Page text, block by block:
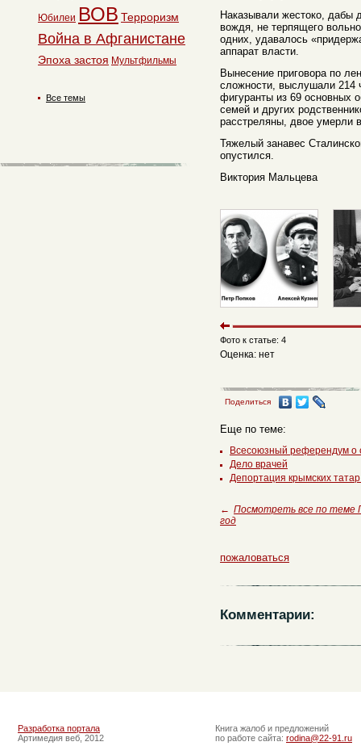
Наказывали жестоко, дабы
вождя, не терпящего
одних, удавалось
аппарат власти.
Вынесение приговора по
сложности, выслушали 214
фигуранты из 69 основных
семей и других
расстреляны, двое умерли
Тяжелый занавес
опустился.
Виктория Мальцева
Фото к статье: 4
Оценка: нет
Поделиться
Еще по теме:
Всесоюзный референдум
Дело врачей
Депортация крымских
← Посмотреть все по теме
год
пожаловаться
Комментарии:
Юбилеи ВОВ Терроризм
Война в Афганистане
Эпоха застоя Мультфильмы
Все темы
Разработка портала
Артимедия веб, 2012
Книга жалоб и предложений
по работе сайта: rodina@22-91.ru